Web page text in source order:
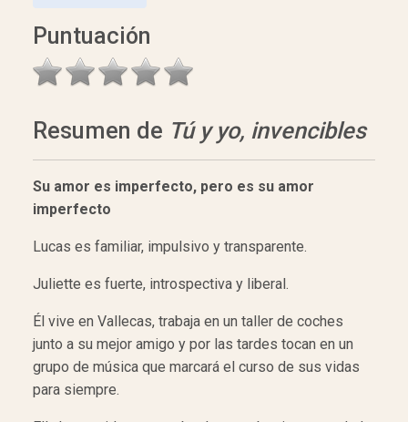
Puntuación
Resumen de Tú y yo, invencibles
Su amor es imperfecto, pero es su amor
imperfecto
Lucas es familiar, impulsivo y transparente.
Juliette es fuerte, introspectiva y liberal.
Él vive en Vallecas, trabaja en un taller de coches
junto a su mejor amigo y por las tardes tocan en un
grupo de música que marcará el curso de sus vidas
para siempre.